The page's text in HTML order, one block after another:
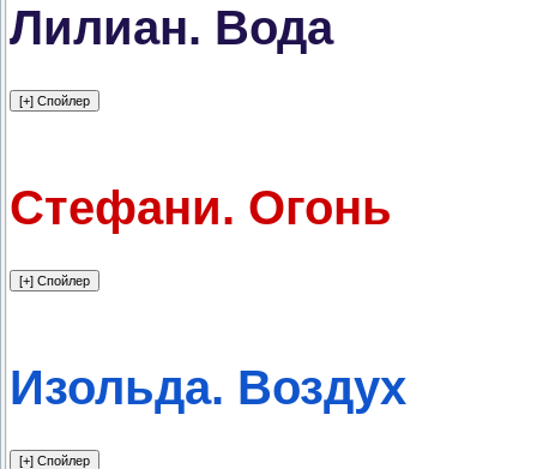
Лилиан. Вода
Стефани. Огонь
Изольда. Воздух